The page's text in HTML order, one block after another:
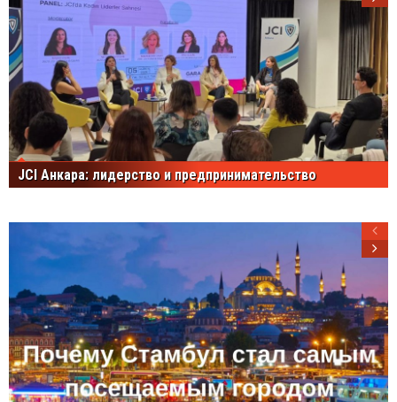
JCI Анкара: лидерство и предпринимательство